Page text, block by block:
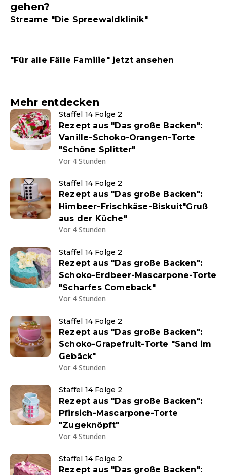
gehen?
Streame "Die Spreewaldklinik"
"Für alle Fälle Familie" jetzt ansehen
Mehr entdecken
Staffel 14 Folge 2
Rezept aus "Das große Backen":
Vanille-Schoko-Orangen-Torte
"Schöne Splitter"
Vor 4 Stunden
Staffel 14 Folge 2
Rezept aus "Das große Backen":
Himbeer-Frischkäse-Biskuit"Gruß
aus der Küche"
Vor 4 Stunden
Staffel 14 Folge 2
Rezept aus "Das große Backen":
Schoko-Erdbeer-Mascarpone-Torte
"Scharfes Comeback"
Vor 4 Stunden
Staffel 14 Folge 2
Rezept aus "Das große Backen":
Schoko-Grapefruit-Torte "Sand im
Gebäck"
Vor 4 Stunden
Staffel 14 Folge 2
Rezept aus "Das große Backen":
Pfirsich-Mascarpone-Torte
"Zugeknöpft"
Vor 4 Stunden
Staffel 14 Folge 2
Rezept aus "Das große Backen":